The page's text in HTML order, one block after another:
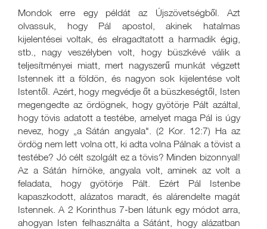
Mondok erre egy példát az Újszövetségből. Azt
olvassuk, hogy Pál apostol, akinek hatalmas
kijelentései voltak, és elragadtatott a harmadik égig,
stb., nagy veszélyben volt, hogy büszkévé válik a
teljesítményei miatt, mert nagyszerű munkát végzett
Istennek itt a földön, és nagyon sok kijelentése volt
Istentől. Azért, hogy megvédje őt a büszkeségtől, Isten
megengedte az ördögnek, hogy gyötörje Pált azáltal,
hogy tövis adatott a testébe, amelyet maga Pál is úgy
nevez, hogy „a Sátán angyala". (2 Kor. 12:7) Ha az
ördög nem lett volna ott, ki adta volna Pálnak a tövist a
testébe? Jó célt szolgált ez a tövis? Minden bizonnyal!
Az a Sátán hírnöke, angyala volt, aminek az volt a
feladata, hogy gyötörje Pált. Ezért Pál Istenbe
kapaszkodott, alázatos maradt, és alárendelte magát
Istennek. A 2 Korinthus 7-ben látunk egy módot arra,
ahogyan Isten felhasználta a Sátánt, hogy alázatban